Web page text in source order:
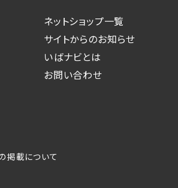
ネットショップ一覧
サイトからのお知らせ
いばナビとは
お問い合わせ
掲載について